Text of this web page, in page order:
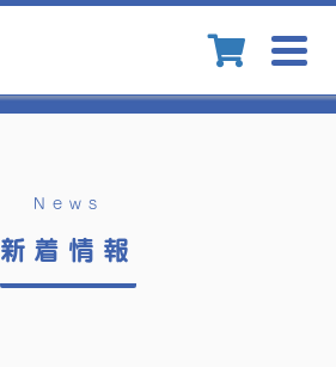
News
新着情報